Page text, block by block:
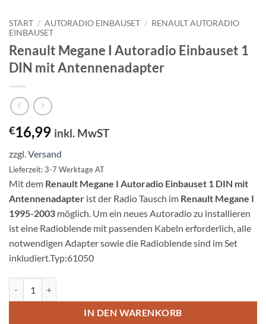
START / AUTORADIO EINBAUSET / RENAULT AUTORADIO
EINBAUSET
Renault Megane I Autoradio Einbauset 1
DIN mit Antennenadapter
€16,99 inkl. MwST
zzgl.Versand
Lieferzeit: 3-7 Werktage AT
Mit dem Renault Megane I Autoradio Einbauset 1 DIN mit
Antennenadapter ist der Radio Tausch im Renault Megane I
1995-2003 möglich. Um ein neues Autoradio zu installieren
ist eine Radioblende mit passenden Kabeln erforderlich, alle
notwendigen Adapter sowie die Radioblende sind im Set
inkludiert.Typ:61050
IN DEN WARENKORB